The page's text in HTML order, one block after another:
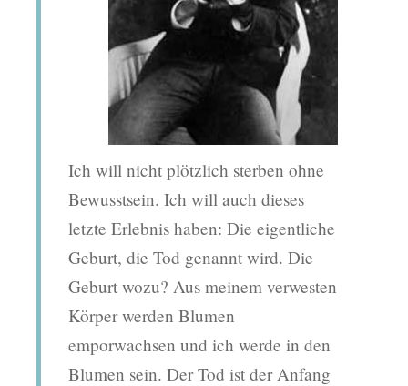
Ich will nicht plötzlich sterben ohne
Bewusstsein. Ich will auch dieses
letzte Erlebnis haben: Die eigentliche
Geburt, die Tod genannt wird. Die
Geburt wozu? Aus meinem verwesten
Körper werden Blumen
emporwachsen und ich werde in den
Blumen sein. Der Tod ist der Anfang